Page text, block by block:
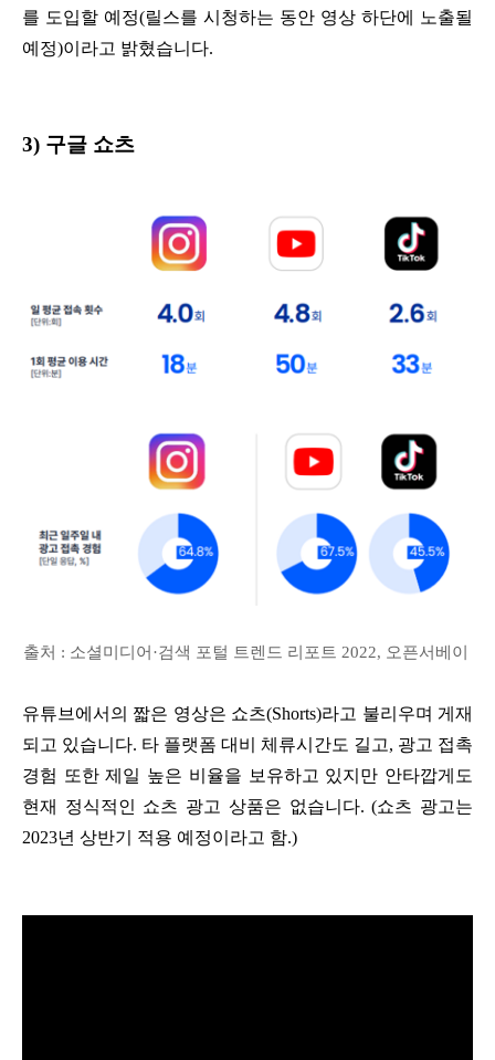
를 도입할 예정(릴스를 시청하는 동안 영상 하단에 노출될
예정)이라고 밝혔습니다.
3) 구글 쇼츠
출처 : 소셜미디어·검색 포털 트렌드 리포트 2022, 오픈서베이
유튜브에서의 짧은 영상은 쇼츠(Shorts)라고 불리우며 게재
되고 있습니다. 타 플랫폼 대비 체류시간도 길고, 광고 접촉
경험 또한 제일 높은 비율을 보유하고 있지만 안타깝게도
현재 정식적인 쇼츠 광고 상품은 없습니다. (쇼츠 광고는
2023년 상반기 적용 예정이라고 함.)